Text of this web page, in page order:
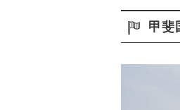
甲斐